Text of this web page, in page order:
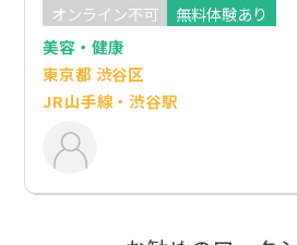
オンライン不可
無料体験あり
美容・健康
東京都 渋谷区
JR山手線・渋谷駅